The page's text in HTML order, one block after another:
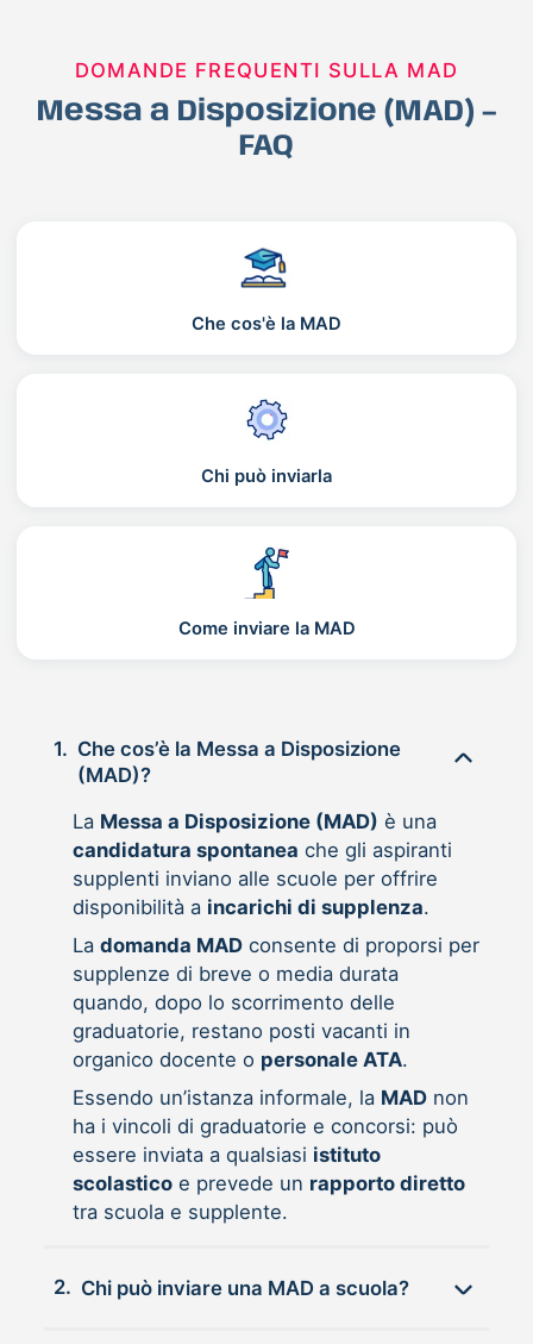
DOMANDE FREQUENTI SULLA MAD
Messa a Disposizione (MAD) –
FAQ
Che cos'è la MAD
Chi può inviarla
Come inviare la MAD
1. Che cos’è la Messa a Disposizione
(MAD)?
La Messa a Disposizione (MAD) è una
candidatura spontanea che gli aspiranti
supplenti inviano alle scuole per offrire
disponibilità a incarichi di supplenza.
La domanda MADconsente di proporsi per
supplenze di breve o media durata
quando, dopo lo scorrimento delle
graduatorie, restano posti vacanti in
organico docente o personale ATA.
Essendo un’istanza informale, la MADnon
ha i vincoli di graduatorie e concorsi: può
essere inviata a qualsiasi istituto
scolasticoe prevede un rapporto diretto
tra scuola e supplente.
2. Chi può inviare una MAD a scuola?